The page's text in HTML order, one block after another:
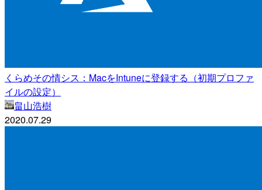
くらめその情シス：MacをIntuneに登録する（初期プロファ
イルの設定）
畠山浩樹
2020.07.29